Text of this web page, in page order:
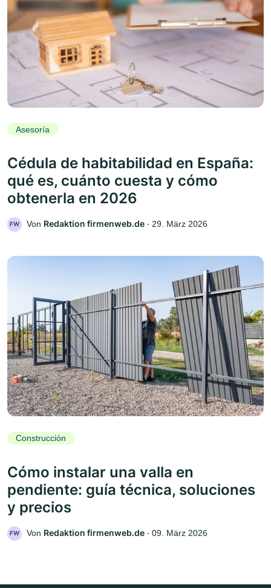
Asesoría
Cédula de habitabilidad en España:
qué es, cuánto cuesta y cómo
obtenerla en 2026
FW Von Redaktion firmenweb.de ‧ 29. März 2026
Construcción
Cómo instalar una valla en
pendiente: guía técnica, soluciones
y precios
FW Von Redaktion firmenweb.de ‧ 09. März 2026